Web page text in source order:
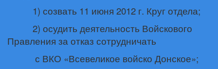
1) созвать 11 июня 2012 г. Круг отдела;
2) осудить деятельность Войскового
Правления за отказ сотрудничать
с ВКО «Всевеликое войско Донское»;